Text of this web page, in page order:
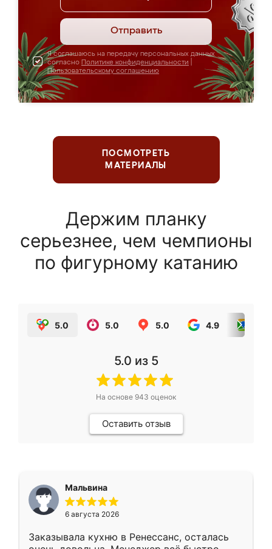
Отправить
Я соглашаюсь на передачу персональных данных
согласно Политике конфиденциальности
Пользовательскому соглашению
ПОСМОТРЕТЬ
МАТЕРИАЛЫ
Держим планку
серьезнее, чем чемпионы
по фигурному катанию
5.0 5.0 5.0 4.9
5.0 из 5
На основе 943 оценок
Оставить отзыв
Мальвина
6 августа 2026
Заказывала кухню в Ренессанс, осталась